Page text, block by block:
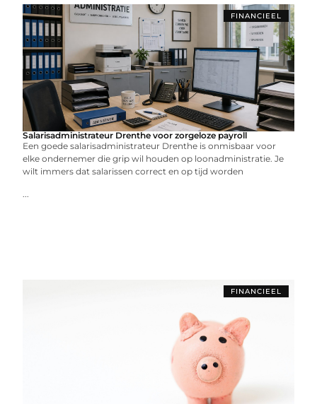
FINANCIEEL
Salarisadministrateur Drenthe voor zorgeloze payroll
Een goede salarisadministrateur Drenthe is onmisbaar voor
elke ondernemer die grip wil houden op loonadministratie. Je
wilt immers dat salarissen correct en op tijd worden
...
FINANCIEEL